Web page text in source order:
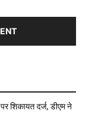
शिकायत दर्ज, डीएम ने